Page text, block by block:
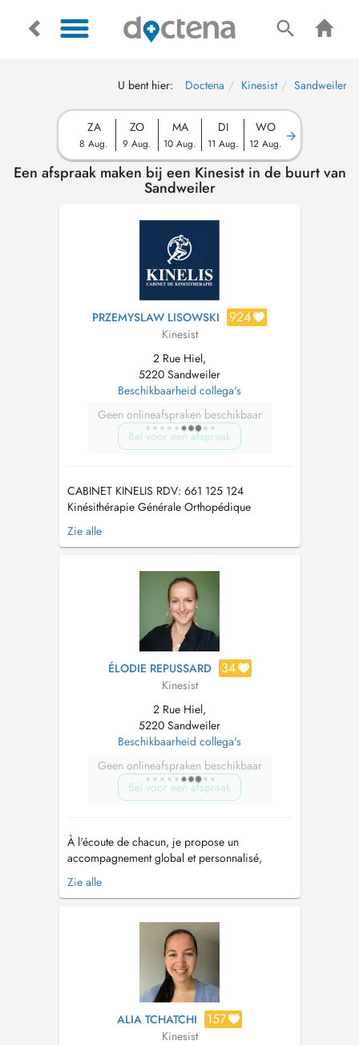
U bent hier: Doctena Kinesist Sandweiler
ZA
8 Aug.
ZO
9 Aug.
MA
10 Aug.
DI
11 Aug.
WO
12 Aug.
Een afspraak maken bij een Kinesist in de buurt van
Sandweiler
PRZEMYSLAW LISOWSKI 924
Kinesist
2 Rue Hiel,
5220 Sandweiler
Beschikbaarheid collega's
Geen onlineafspraken beschikbaar
Bel voor een afspraak
CABINET KINELIS RDV: 661 125 124
Kinésithérapie Générale Orthopédique
Sportive Massages thérapeutiques Onde de
choc, thérapie TECAR, ultra sons Domiciles
Physiotherapy General Orthopedic Sport
Therapeutic massages Home rehabil...
Zie alle
ÉLODIE REPUSSARD 34
Kinesist
2 Rue Hiel,
5220 Sandweiler
Beschikbaarheid collega's
Geen onlineafspraken beschikbaar
Bel voor een afspraak
À l'écoute de chacun, je propose un
accompagnement global et personnalisé,
adapté à vos besoins et objectifs. J'interviens
auprès des enfants jusqu'aux séniors au sein du
Kinésithérapie générale : prévention et
traitement des douleurs musculo-...
Zie alle
ALIA TCHATCHI 157
Kinesist